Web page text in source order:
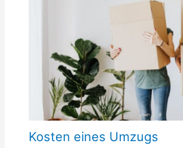
Kosten eines Umzugs